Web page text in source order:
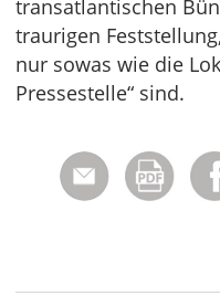
transatlantischen
traurigen
nur sowas wie die
Pressestelle“ sind.